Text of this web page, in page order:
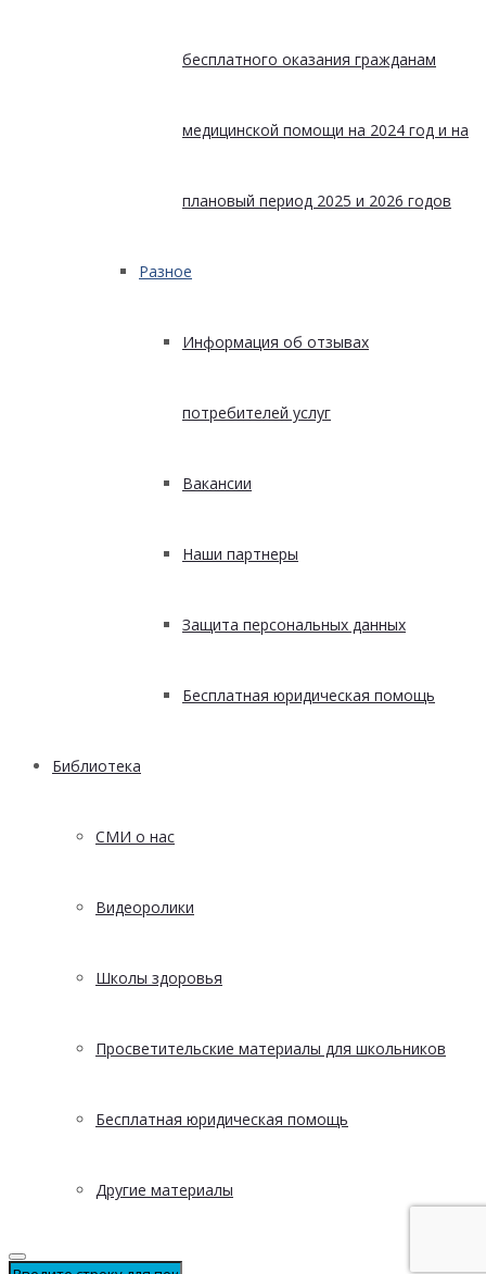
бесплатного оказания гражданам
медицинской помощи на 2024 год и на
плановый период 2025 и 2026 годов
Разное
Информация об отзывах
потребителей услуг
Вакансии
Наши партнеры
Защита персональных данных
Бесплатная юридическая помощь
Библиотека
СМИ о нас
Видеоролики
Школы здоровья
Просветительские материалы для школьников
Бесплатная юридическая помощь
Другие материалы